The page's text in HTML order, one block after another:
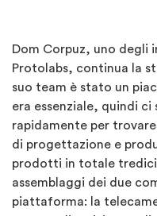
Dom Corpuz, uno degli
Protolabs, continua la
suo team è stato un
era essenziale, quindi ci
rapidamente per
di progettazione e
prodotti in totale tredici
assemblaggi dei due
piattaforma: la